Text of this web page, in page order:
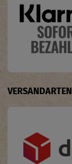
VERSANDARTEN